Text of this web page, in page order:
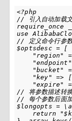
<?php
// 引入自动加载文
use
// 定义命令行参
$optsdesc = [
"region"
"bucket"
"key" =>
"expire"
// 将参数描述转
// 每个参数后面
$longopts =
return